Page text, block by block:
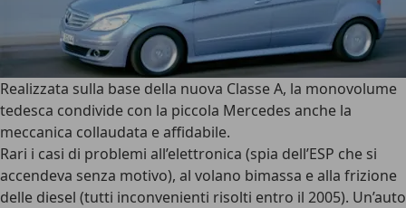
Realizzata sulla base della nuova Classe A, la monovolume
tedesca condivide con la piccola Mercedes anche la
meccanica collaudata e affidabile.
Rari i casi di problemi all’elettronica (spia dell’ESP che si
accendeva senza motivo), al volano bimassa e alla frizione
delle diesel (tutti inconvenienti risolti entro il 2005). Un’auto